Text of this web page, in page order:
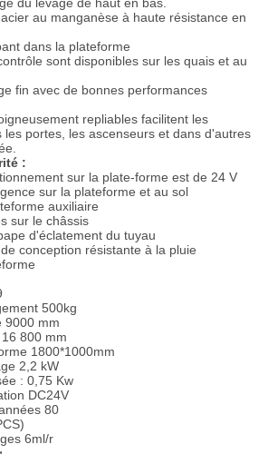
du levage de haut en bas.
au manganèse à haute résistance en
dans la plateforme
sont disponibles sur les quais et au
fin avec de bonnes performances
repliables facilitent les
portes, les ascenseurs et dans d'autres
:
sur la plate-forme est de 24 V
sur la plateforme et au sol
auxiliaire
sur le châssis
d'éclatement du tuyau
conception résistante à la pluie
500kg
9000 mm
800 mm
1800*1000mm
2,2 kW
: 0,75 Kw
DC24V
80
6ml/r